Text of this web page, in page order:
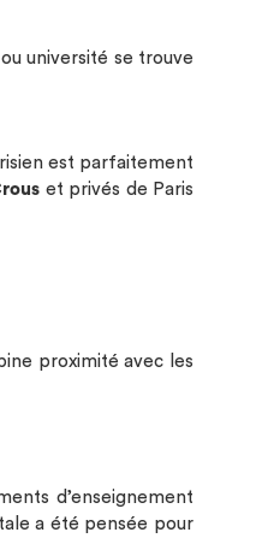
université se trouve
est parfaitement
et privés de Paris
proximité avec les
d’enseignement
a été pensée pour